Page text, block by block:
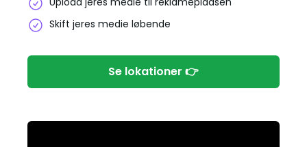
Skift jeres medie løbende
Se lokationer 👉